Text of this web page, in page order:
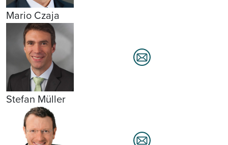
Mario Czaja
Stefan Müller